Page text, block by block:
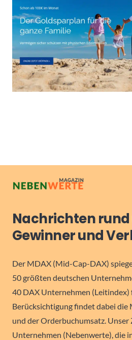
Nachrichten rund
Gewinner und
Der MDAX (Mid-Cap-DAX)
50 größten deutschen
40 DAX Unternehmen (Leitindex)
Berücksichtigung findet dabei
und der Orderbuchumsatz. Unser
Unternehmen (Nebenwerte), die